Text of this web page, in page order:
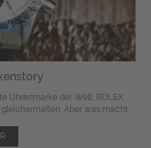
Uhrenmarke der Welt. ROLEX
Aber was macht ...